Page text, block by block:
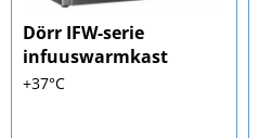
Dörr IFW-serie
infuuswarmkast
+37°C